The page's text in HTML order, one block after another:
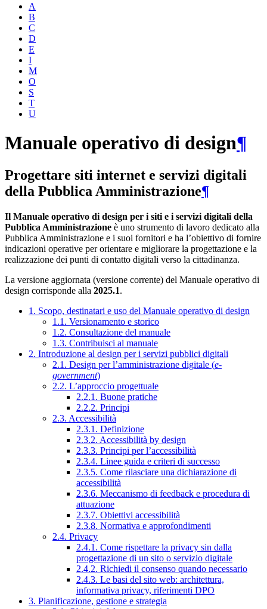
A
B
C
D
E
I
M
O
S
T
U
Manuale operativo di design¶
Progettare siti internet e servizi digitali
della Pubblica Amministrazione¶
Il Manuale operativo di design per i siti e i servizi digitali della
Pubblica Amministrazione è uno strumento di lavoro dedicato alla
Pubblica Amministrazione e i suoi fornitori e ha l’obiettivo di fornire
indicazioni operative per orientare e migliorare la progettazione e la
realizzazione dei punti di contatto digitali verso la cittadinanza.
La versione aggiornata (versione corrente) del Manuale operativo di
design corrisponde alla 2025.1.
1. Scopo, destinatari e uso del Manuale operativo di design
1.1. Versionamento e storico
1.2. Consultazione del manuale
1.3. Contribuisci al manuale
2. Introduzione al design per i servizi pubblici digitali
2.1. Design per l’amministrazione digitale (e-
government)
2.2. L’approccio progettuale
2.2.1. Buone pratiche
2.2.2. Principi
2.3. Accessibilità
2.3.1. Definizione
2.3.2. Accessibilità by design
2.3.3. Principi per l’accessibilità
2.3.4. Linee guida e criteri di successo
2.3.5. Come rilasciare una dichiarazione di
accessibilità
2.3.6. Meccanismo di feedback e procedura di
attuazione
2.3.7. Obiettivi accessibilità
2.3.8. Normativa e approfondimenti
2.4. Privacy
2.4.1. Come rispettare la privacy sin dalla
progettazione di un sito o servizio digitale
2.4.2. Richiedi il consenso quando necessario
2.4.3. Le basi del sito web: architettura,
informativa privacy, riferimenti DPO
3. Pianificazione, gestione e strategia